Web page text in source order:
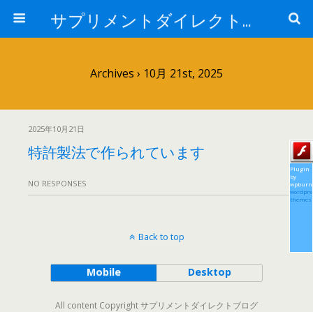
サプリメントダイレクトブログ
Archives › 10月 21st, 2025
2025年10月21日
特許製法で作られています
NO RESPONSES
Plugin
by
themes
Back to top
Mobile Desktop
All content Copyright サプリメントダイレクトブログ